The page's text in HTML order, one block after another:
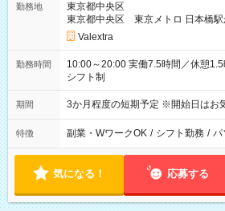
勤務地
東京都中央区
東京都中央区 東京メトロ 日本橋駅
Valextra
勤務時間
10:00～20:00 実働7.5時間／休憩1.5時間 営業時間に合わせた
シフト制
期間 3か月程度の短期予定 ※開始日はお
特徴 副業・WワークOK / シフト勤務 / パ
気になる！ 応募する